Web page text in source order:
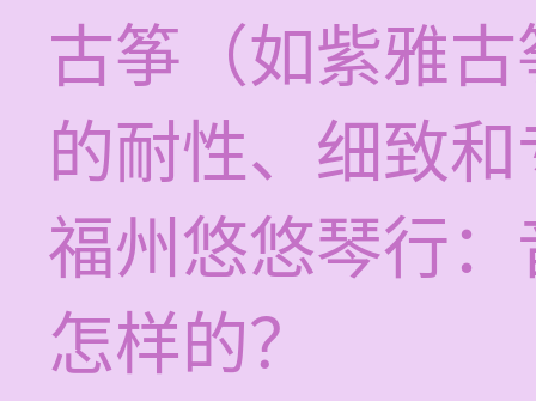
古筝（如紫雅
的耐性、细致
福州悠悠琴行
怎样的？